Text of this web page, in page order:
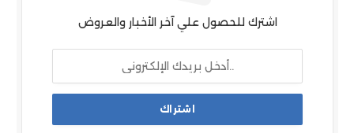
اشترك للحصول علي آخر الأخبار والعروض